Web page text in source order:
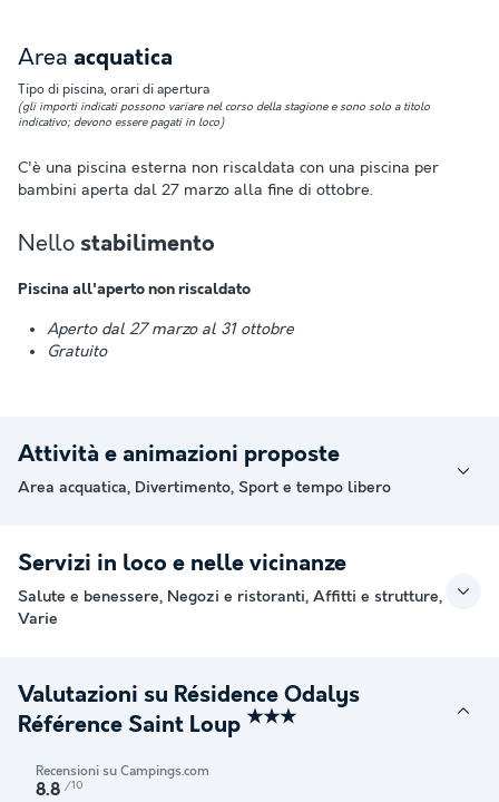
Area acquatica
Tipo di piscina, orari di apertura
(gli importi indicati possono variare nel corso della stagione e sono solo a titolo
indicativo; devono essere pagati in loco)
C'è una piscina esterna non riscaldata con una piscina per
bambini aperta dal 27 marzo alla fine di ottobre.
Nello stabilimento
Piscina all'aperto non riscaldato
Aperto dal 27 marzo al 31 ottobre
Gratuito
Attività e animazioni proposte
Area acquatica, Divertimento, Sport e tempo libero
Servizi in loco e nelle vicinanze
Salute e benessere, Negozi e ristoranti, Affitti e strutture,
Varie
Valutazioni su Résidence Odalys
Référence Saint Loup ★★★
Recensioni su Campings.com
8.8 /10